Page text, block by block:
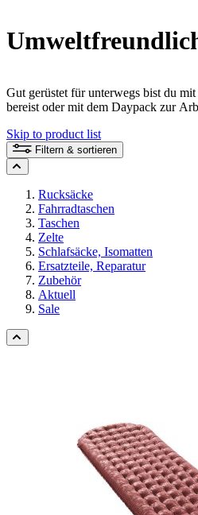
Gut gerüstet für unterwegs bist du
bereist oder mit dem Daypack zur
Skip to product list
Filtern & sortieren
Rucksäcke
Fahrradtaschen
Taschen
Zelte
Schlafsäcke, Isomatten
Ersatzteile, Reparatur
Zubehör
Aktuell
Sale